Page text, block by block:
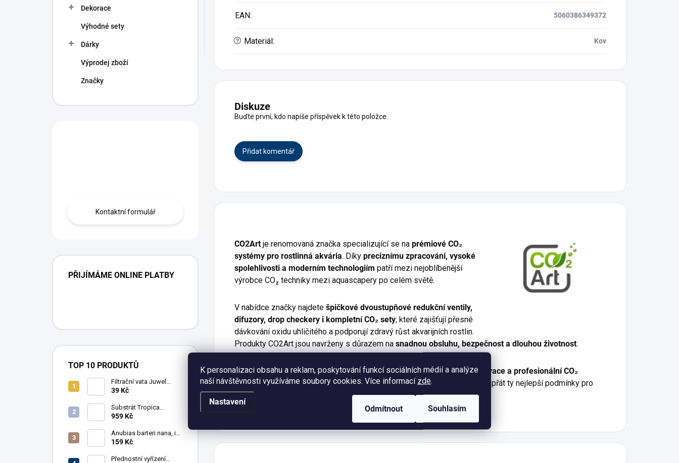
K personalizaci obsahu a reklam, poskytování funkcí sociálních médií a analýze
naší návštěvnosti využíváme soubory cookies. Více informací zde.
Nastavení
Odmítnout Souhlasím
Dekorace
Výhodné sety
Dárky
Výprodej zboží
Značky
Kontaktní formulář
PŘIJÍMÁME ONLINE PLATBY
TOP 10 PRODUKTŮ
Filtrační vata Juwel
BioPad pro Bioflow 3.0,
39 Kč
Substrát Tropica
Aquarium Soil, 9 l
959 Kč
Anubias barteri nana, in-
vitro
159 Kč
Přednostní vyřízení
EAN: 5060386349372
? Materiál: Kov
Diskuze
Buďte první, kdo napíše příspěvek k této položce.
Přidat komentář
CO2Artje renomovaná značka specializující se na prémiové CO₂
systémy pro rostlinná akvária. Díky preciznímu zpracování, vysoké
spolehlivosti a moderním technologiím patří mezi nejoblíbenější
výrobce CO₂ techniky mezi aquascapery po celém světě.
V nabídce značky najdete špičkové dvoustupňové redukční ventily,
difuzory, drop checkery i kompletní CO₂ sety, které zajišťují přesné
dávkování oxidu uhličitého a podporují zdravý růst akvarijních rostlin.
Produkty CO2Art jsou navrženy s důrazem na snadnou obsluhu, bezpečnost a dlouhou životnost.
CO2Art si vybudoval pověst značky, která je synonymem prokvalitu, inovace a profesionální CO₂
techniku. Je ideální volbou pro každého, kdo chce rostlinnému akváriu dopřát ty nejlepší podmínky pro
růst.